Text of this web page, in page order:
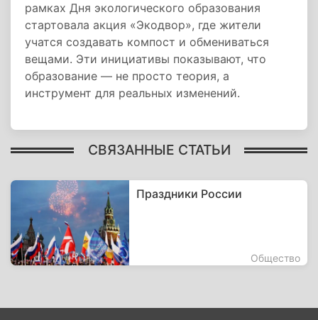
рамках Дня экологического образования
стартовала акция «Экодвор», где жители
учатся создавать компост и обмениваться
вещами. Эти инициативы показывают, что
образование — не просто теория, а
инструмент для реальных изменений.
СВЯЗАННЫЕ СТАТЬИ
Праздники России
Общество